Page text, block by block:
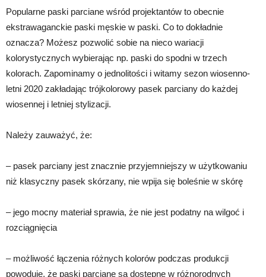
Popularne paski parciane wśród projektantów to obecnie
ekstrawaganckie paski męskie w paski. Co to dokładnie
oznacza? Możesz pozwolić sobie na nieco wariacji
kolorystycznych wybierając np. paski do spodni w trzech
kolorach. Zapominamy o jednolitości i witamy sezon wiosenno-
letni 2020 zakładając trójkolorowy pasek parciany do każdej
wiosennej i letniej stylizacji.
Należy zauważyć, że:
– pasek parciany jest znacznie przyjemniejszy w użytkowaniu
niż klasyczny pasek skórzany, nie wpija się boleśnie w skórę
– jego mocny materiał sprawia, że nie jest podatny na wilgoć i
rozciągnięcia
– możliwość łączenia różnych kolorów podczas produkcji
powoduje, że paski parciane są dostępne w różnorodnych